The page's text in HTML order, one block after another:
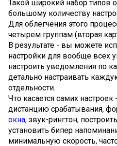
Такой широкий набор типов
большому количеству
Для облегчения этого
четырем группам (вторая
В результате - вы можете
настройки для вообще всех
настроить уведомления по
детально настраивать
отдельности.
Что касается самих
дистанцию срабатывания,
окна, звук-рингтон,
установить бипер
минимальную скорость,